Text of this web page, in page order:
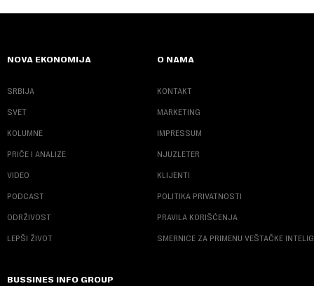
NOVA EKONOMIJA
SRBIJA
SVET
KOLUMNE
PRIČE I ANALIZE
VIDEO
PODCAST
ODRŽIVOST
LEPŠI ŽIVOT
O NAMA
KONTAKT
MARKETING
IMPRESSUM
NJUZLETER
KLIJENTI
POLITIKA PRIVATNOSTI
PRAVILA KORIŠĆENJA
SMERNICE ZA PRIMENU VEŠTAČKE
BUSSINES INFO GROUP